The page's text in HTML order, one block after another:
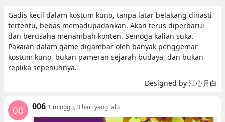
Gadis kecil dalam kostum kuno, tanpa latar belakang dinasti
tertentu, bebas memadupadankan. Akan terus diperbarui
dan berusaha menambah konten. Semoga kalian suka.
Pakaian dalam game digambar oleh banyak penggemar
kostum kuno, bukan pameran sejarah budaya, dan bukan
replika sepenuhnya.
Designed by 江心月白
006 1 minggu, 3 hari yang lalu